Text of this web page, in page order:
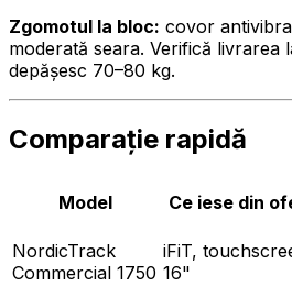
Zgomotul la bloc: covor
moderată seara. Verifică livrarea
depășesc 70–80 kg.
Comparație rapidă
Model Ce iese din
NordicTrack
Commercial 1750
iFiT,
16"